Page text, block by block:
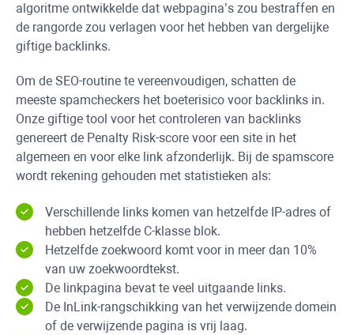
algoritme ontwikkelde dat webpagina’s zou bestraffen en
de rangorde zou verlagen voor het hebben van dergelijke
giftige backlinks.
Om de SEO-routine te vereenvoudigen, schatten de
meeste spamcheckers het boeterisico voor backlinks in.
Onze giftige tool voor het controleren van backlinks
genereert de Penalty Risk-score voor een site in het
algemeen en voor elke link afzonderlijk. Bij de spamscore
wordt rekening gehouden met statistieken als:
Verschillende links komen van hetzelfde IP-adres of
hebben hetzelfde C-klasse blok.
Hetzelfde zoekwoord komt voor in meer dan 10%
van uw zoekwoordtekst.
De linkpagina bevat te veel uitgaande links.
De InLink-rangschikking van het verwijzende domein
of de verwijzende pagina is vrij laag.